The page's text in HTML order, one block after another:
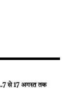
से 17 अगस्त तक